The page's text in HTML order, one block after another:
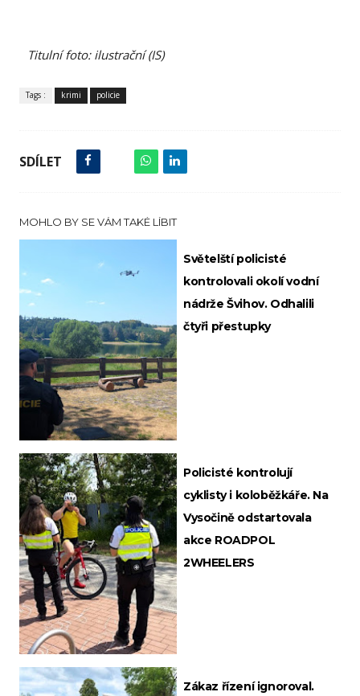
Titulní foto: ilustrační (IS)
Tags : krimi policie
SDÍLET
MOHLO BY SE VÁM TAKÉ LÍBIT
Světelští policisté
kontrolovali okolí vodní
nádrže Švihov. Odhalili
čtyři přestupky
Policisté kontrolují
cyklisty i koloběžkáře. Na
Vysočině odstartovala
akce ROADPOL
2WHEELERS
Zákaz řízení ignoroval.